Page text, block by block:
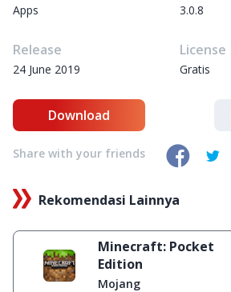
Apps 3.0.8
Release
24 June 2019
License
Gratis
Download
Share with your friends
Rekomendasi Lainnya
Minecraft: Pocket
Edition
Mojang